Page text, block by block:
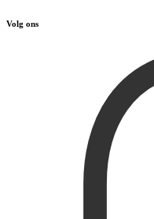
Volg ons